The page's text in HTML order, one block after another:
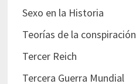
Sexo en la Historia
Teorías de la conspiración
Tercer Reich
Tercera Guerra Mundial